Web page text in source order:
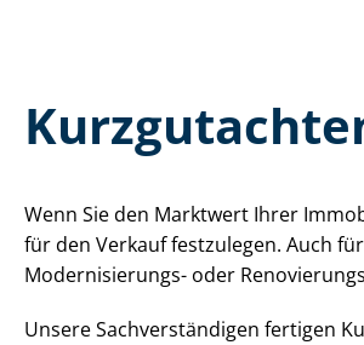
Wenn Sie den Marktwert Ihrer
für den Verkauf festzulegen. Auch
Modernisierungs- oder
Unsere Sach­ver­stän­di­gen fertigen